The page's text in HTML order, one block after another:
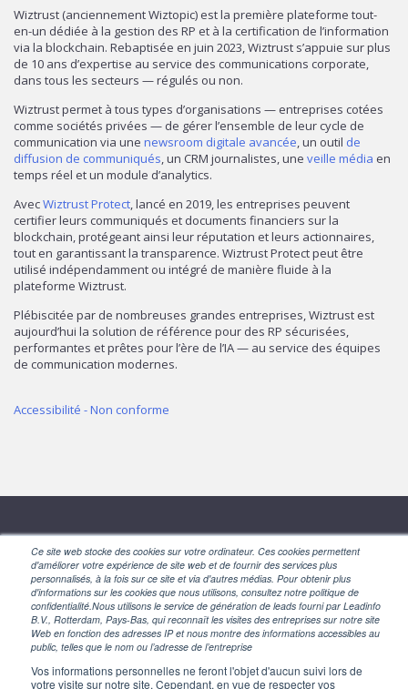
Ce site web stocke des cookies sur votre ordinateur. Ces cookies permettent
d'améliorer votre expérience de site web et de fournir des services plus
personnalisés, à la fois sur ce site et via d'autres médias. Pour obtenir plus
d'informations sur les cookies que nous utilisons, consultez notre politique de
confidentialité.Nous utilisons le service de génération de leads fourni par Leadinfo
B.V., Rotterdam, Pays-Bas, qui reconnaît les visites des entreprises sur notre site
Web en fonction des adresses IP et nous montre des informations accessibles au
public, telles que le nom ou l’adresse de l’entreprise
Vos informations personnelles ne feront l'objet d'aucun suivi lors de
votre visite sur notre site. Cependant, en vue de respecter vos
Wiztrust (anciennement Wiztopic) est la première plateforme tout-
en-un dédiée à la gestion des RP et à la certification de l’information
via la blockchain. Rebaptisée en juin 2023, Wiztrust s’appuie sur plus
de 10 ans d’expertise au service des communications corporate,
dans tous les secteurs — régulés ou non.
Wiztrust permet à tous types d’organisations — entreprises cotées
comme sociétés privées — de gérer l’ensemble de leur cycle de
communication via une newsroom digitale avancée, un outil de
diffusion de communiqués, un CRM journalistes, une veille média en
temps réel et un module d’analytics.
AvecWiztrust Protect, lancé en 2019, les entreprises peuvent
certifier leurs communiqués et documents financiers sur la
blockchain, protégeant ainsi leur réputation et leurs actionnaires,
tout en garantissant la transparence. Wiztrust Protect peut être
utilisé indépendamment ou intégré de manière fluide à la
plateforme Wiztrust.
Plébiscitée par de nombreuses grandes entreprises, Wiztrust est
aujourd’hui la solution de référence pour des RP sécurisées,
performantes et prêtes pour l’ère de l’IA — au service des équipes
de communication modernes.
Accessibilité - Non conforme
SUIVEZ-NOUS